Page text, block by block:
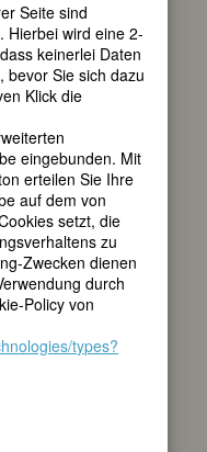
2024
•Literatur &
teilen
tweet
beschreibt
Seite sind
Hierbei wird eine 2-
keinerlei Daten
bevor Sie sich dazu
Klick die
eingebunden. Mit
erteilen Sie Ihre
auf dem von
setzt, die
zu
Zwecken dienen
durch
Policy von
types?